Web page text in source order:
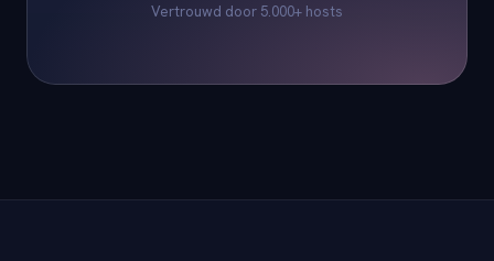
Vertrouwd door 5.000+ hosts